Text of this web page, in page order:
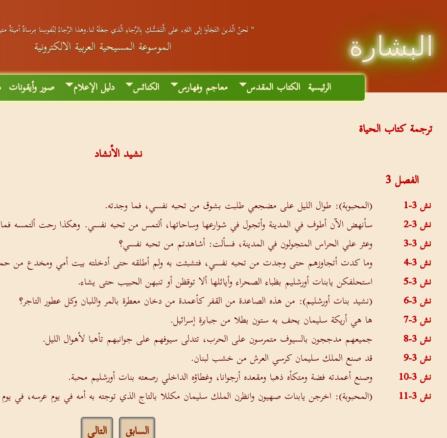
البشارة
" نَحنُ الّذينَ التَجَأوا إلى اللهِ، على الَّتَمَسُّكِ بِالرَّجاءِ الّذي جعَلَهُ لنا.وهذا الرَّجاءُ لِنُفوسِنا مِرساةٌ أمينَةٌ
الموسوعة المسيحية العربية الالكترونية
الرئيسية الكتاب المقدس معاجم وفهارس الكنائس دليل الإعلام صور وأيقونات
ترجمة كتاب الحياة
نشيد الأنشاد
الفصل3
نش 3-1
(المحبوبة): طوال الليل على مضجعي طلبت بشوق من تحبه نفسي، فما وجدته.
نش 3-2
سأنهض الآن أطوف في المدينة وأتجول في شوارعها وساحاتها، ألتمس من تحبه نفسي. وهكذا رحت ألتمسه
نش 3-3
وعثر علي الحراس المتجولون في المدينة، فسألت: أشاهدتم من تحبه نفسي؟
نش 3-4
وما كدت أتجاوزهم حتى وجدت من تحبه نفسي، فتشبثت به ولم أطلقه حتى أدخلته بيت أمي ومخدع من
نش 3-5
استحلفكن يابنات أورشليم بظباء الصحراء وأيائلها ألا توقظن أو تنبهن الحبيب حتى يشاء.
نش 3-6
(نشيد بنات أورشليم): من هذه الصاعدة من القفر كأعمدة من دخان معطرة بالمر واللبان وكل عطور التاجر؟
نش 3-7
ها هي أريكة سليمان يحف به ستون بطلا من جبابرة إسرائيل.
نش 3-8
جميعهم مدججون بالسيوف متمرسون على الحرب، تتدلى سيوفهم على جوانبهم تأهبا لأهوال الليل.
نش 3-9
قد صنع الملك سليمان كرسي العرش من خشب لبنان.
نش 3-10
وصنع أعمدته فضة ومتكأه ذهبا ومقعده أرجوانا، وغطاؤه الداخلي رصعته بنات أورشليم محبة.
نش 3-11
(المحبوبة): اخرجن يابنات صهيون وانظرن الملك سليمان مكللا بالتاج الذي توجته به أمه في يوم عرسه، في
السابق التالي